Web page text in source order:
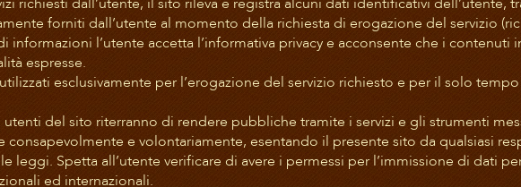
forniti dall’utente al momento della richiesta di erogazione del servizio
informazioni l’utente accetta l’informativa privacy e acconsente che i contenuti
espresse.
esclusivamente per l’erogazione del servizio richiesto e per il solo
del sito riterranno di rendere pubbliche tramite i servizi e gli strumenti
consapevolmente e volontariamente, esentando il presente sito da qualsiasi
leggi. Spetta all’utente verificare di avere i permessi per l’immissione di dati
ed internazionali.